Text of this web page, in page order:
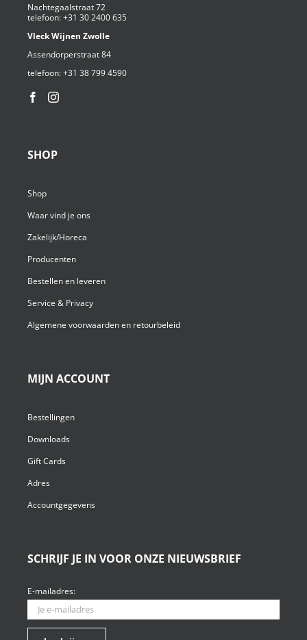
Nachtegaalstraat 72
telefoon:+31 30 2400 635
Vleck Wijnen Zwolle
Assendorperstraat 84
telefoon:+31 38 799 4590⁩
SHOP
Shop
Waar vind je ons
Zakelijk/Horeca
Producenten
Bestellen en leveren
Service & Privacy
Algemene voorwaarden en retourbeleid
MIJN ACCOUNT
Bestellingen
Downloads
Gift Cards
Adres
Accountgegevens
SCHRIJF JE IN VOOR ONZE NIEUWSBRIEF
E-mailadres: